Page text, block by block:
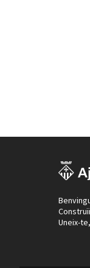
Uneix-